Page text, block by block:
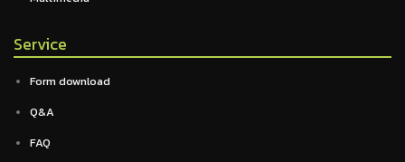
Service
Form download
Q&A
FAQ